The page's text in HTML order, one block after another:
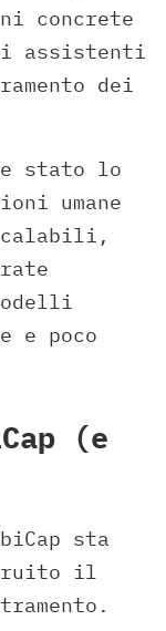
concrete
assistenti
dei
stato lo
umane
e poco
(e
sta
il